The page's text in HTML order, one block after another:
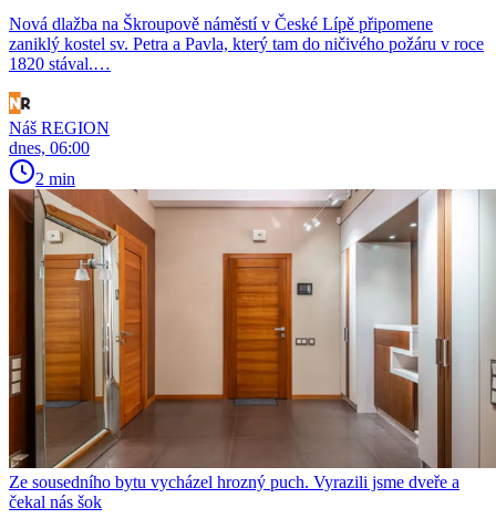
Nová dlažba na Škroupově náměstí v České Lípě připomene
zaniklý kostel sv. Petra a Pavla, který tam do ničivého požáru v roce
1820 stával.…
Náš REGION
dnes, 06:00
2 min
Ze sousedního bytu vycházel hrozný puch. Vyrazili jsme dveře a
čekal nás šok